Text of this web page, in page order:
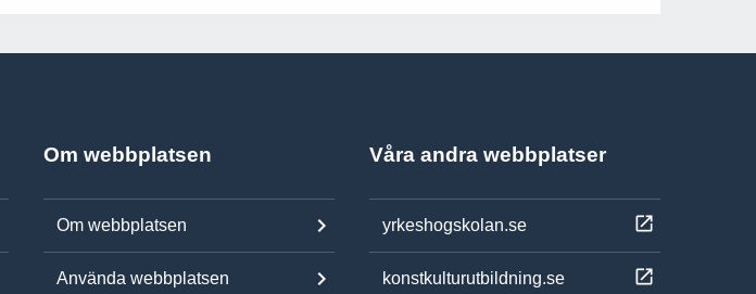
Om webbplatsen
Om webbplatsen
Använda webbplatsen
Våra andra webbplatser
yrkeshogskolan.se
konstkulturutbildning.se